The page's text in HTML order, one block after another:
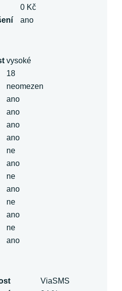
0 Kč
ano
vysoké
18
neomezen
ano
ano
ano
ano
ne
ano
ne
ano
ne
ano
ne
ano
ViaSMS